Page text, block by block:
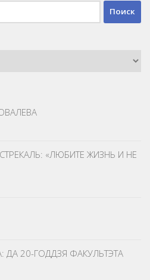
«ЛЮБИТЕ ЖИЗНЬ И НЕ
ДА 20-ГОДДЗЯ ФАКУЛЬТЭТА